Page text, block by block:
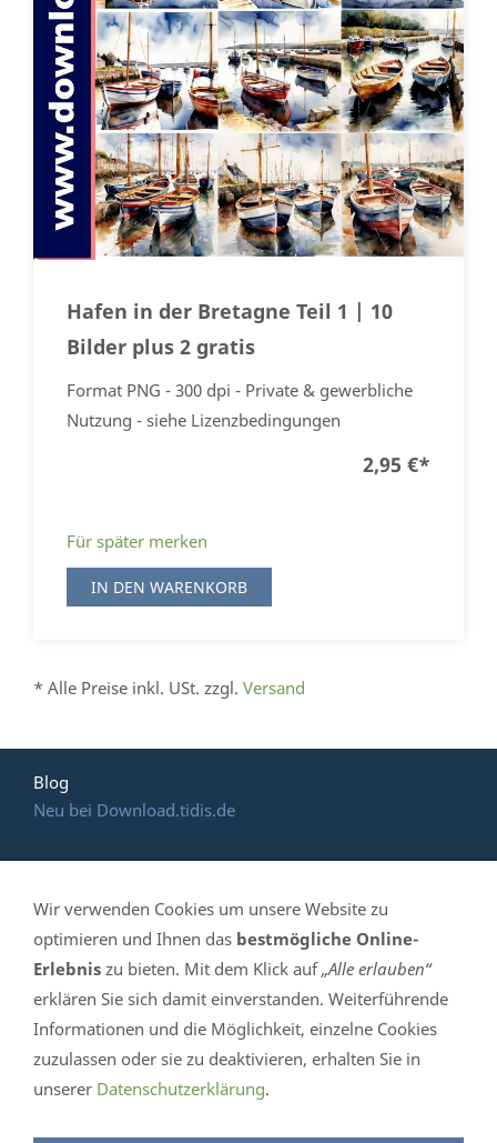
Hafen in der Bretagne Teil 1 | 10
Bilder plus 2 gratis
Format PNG - 300 dpi - Private & gewerbliche
Nutzung - siehe Lizenzbedingungen
2,95 €*
Für später merken
IN DEN WARENKORB
* Alle Preise inkl. USt. zzgl. Versand
Blog
Neu bei Download.tidis.de
HOTLINE: (035 365)
639 061
TiDis Handelshaus - Mittelstr. 4 in 04895 Falkenberg /
Elster - Telefon 035 365-639 061- eMail info@tidis.de -
Wir verwenden Cookies um unsere Website zu
optimieren und Ihnen das bestmögliche Online-
Erlebnis zu bieten. Mit dem Klick auf„Alle erlauben“
erklären Sie sich damit einverstanden. Weiterführende
Informationen und die Möglichkeit, einzelne Cookies
zuzulassen oder sie zu deaktivieren, erhalten Sie in
unserer Datenschutzerklärung.